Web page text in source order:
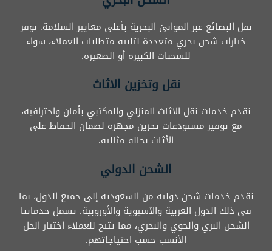
نقل البضائع عبر الموانئ البحرية بأعلى معايير السلامة. نوفر
خيارات شحن بحري متعددة لتلبية متطلبات العملاء، سواء
للشحنات الكبيرة أو الصغيرة.
نقل وتخزين الاثاث
نقدم خدمات نقل الاثاث المنزلي والمكتبي بأمان واحترافية،
مع توفير مستودعات تخزين مجهزة لضمان الحفاظ على
الأثاث بحالة مثالية.
الشحن الدولي
نقدم خدمات شحن دولية من السعودية إلى جميع الدول، بما
في ذلك الدول العربية والآسيوية والأوروبية. تشمل خدماتنا
الشحن البري والجوي والبحري، مما يتيح للعملاء اختيار الحل
الأنسب حسب احتياجاتهم.